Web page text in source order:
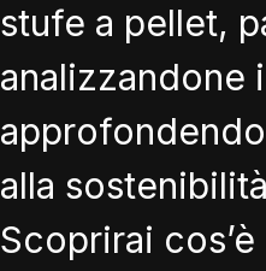
stufe a pellet,
analizzandone
alla
Scoprirai